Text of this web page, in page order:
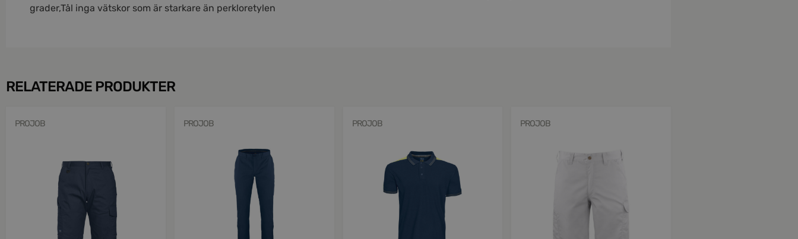
grader,Tål inga vätskor som är starkare än perkloretylen
RELATERADE PRODUKTER
PROJOB PROJOB PROJOB PROJOB